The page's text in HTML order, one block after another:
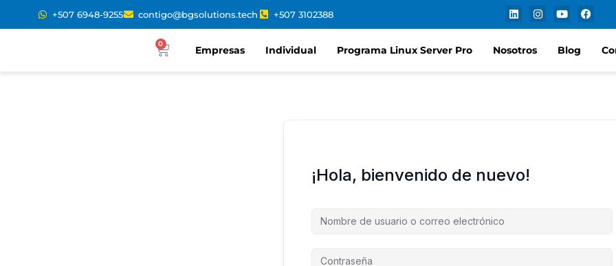
+507 6948-9255 contigo@bgsolutions.tech +507 3102388
0
Empresas Individual Programa Linux Server Pro Nosotros Blog
¡Hola, bienvenido de nuevo!